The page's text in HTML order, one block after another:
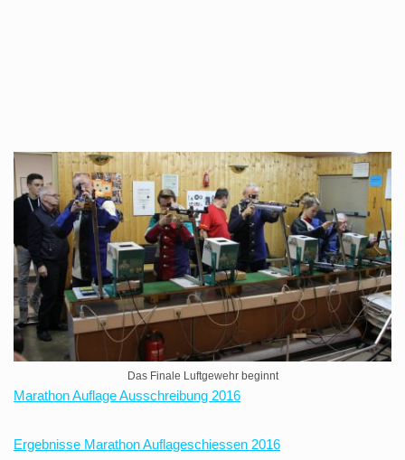
Das Finale Luftgewehr beginnt
Marathon Auflage Ausschreibung 2016
Ergebnisse Marathon Auflageschiessen 2016